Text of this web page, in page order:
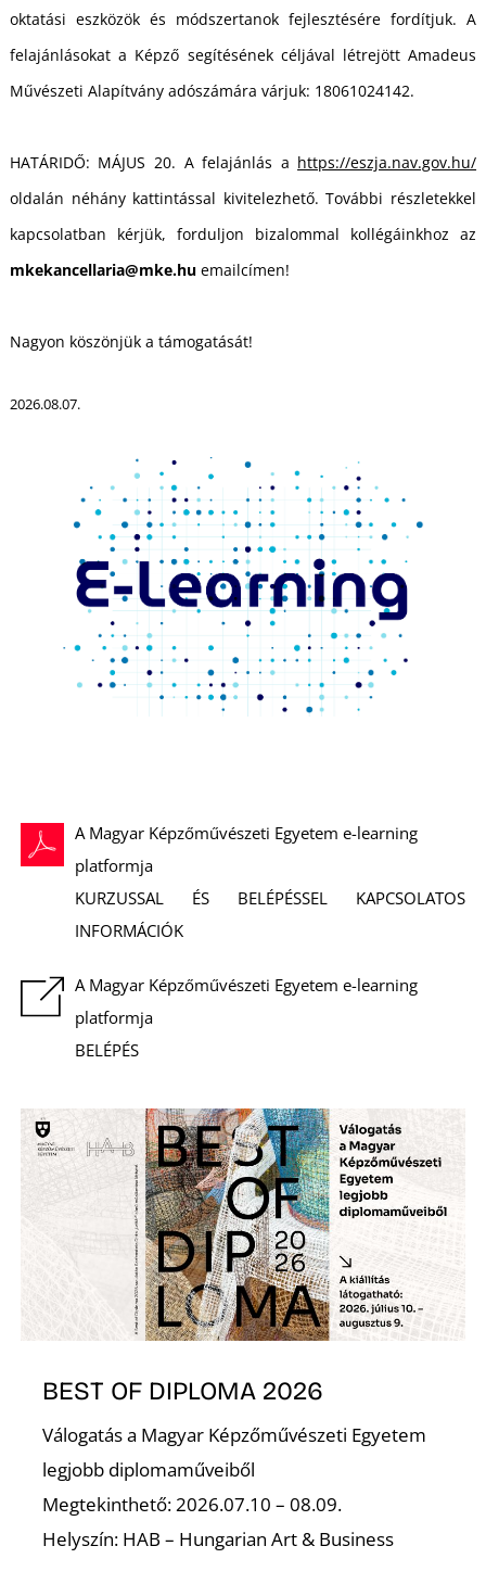
A Magyar Képzőművészeti Egyetem e-learning
platformja
KURZUSSAL ÉS BELÉPÉSSEL KAPCSOLATOS
INFORMÁCIÓK
A Magyar Képzőművészeti Egyetem e-learning
platformja
BELÉPÉS
oktatási eszközök és módszertanok fejlesztésére fordítjuk. A
felajánlásokat a Képző segítésének céljával létrejött Amadeus
Művészeti Alapítvány adószámára várjuk: 18061024142.
HATÁRIDŐ: MÁJUS 20. A felajánlás a https://eszja.nav.gov.hu/
oldalán néhány kattintással kivitelezhető. További részletekkel
kapcsolatban kérjük, forduljon bizalommal kollégáinkhoz az
mkekancellaria@mke.huemailcímen!
Nagyon köszönjük a támogatását!
2026.08.07.
BEST OF DIPLOMA 2026
Válogatás a Magyar Képzőművészeti Egyetem
legjobb diplomaműveiből
Megtekinthető: 2026.07.10 – 08.09.
Helyszín: HAB – Hungarian Art & Business